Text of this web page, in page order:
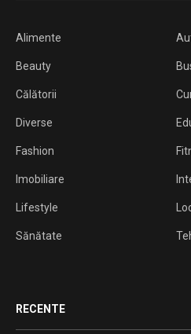
Alimente
Beauty
Călătorii
Diverse
Fashion
Imobiliare
Lifestyle
Sănătate
RECENTE